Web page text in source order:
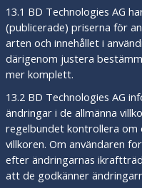
13.1 BD Technologies AG
(publicerade) priserna för
arten och innehållet i
därigenom justera
mer komplett.
13.2 BD Technologies AG
ändringar i de allmänna
regelbundet kontrollera om
villkoren. Om användaren
efter ändringarnas
att de godkänner